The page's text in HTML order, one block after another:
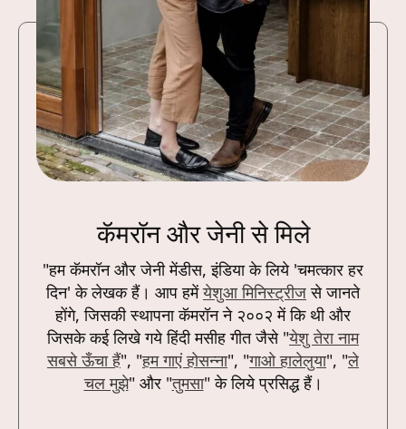
कॅमरॉन और जेनी से मिले
"हम कॅमरॉन और जेनी मेंडीस, इंडिया के लिये 'चमत्कार हर
दिन' के लेखक हैं। आप हमेंयेशुआ मिनिस्ट्रीजसे जानते
होंगे, जिसकी स्थापना कॅमरॉन ने २००२ में कि थी और
जिसके कई लिखे गये हिंदी मसीह गीत जैसे "येशु तेरा नाम
सबसे ऊँचा हैं", "हम गाएं होसन्ना", "गाओ हालेलुया", "ले
चल मुझे" और "तुमसा" के लिये प्रसिद्ध हैं।